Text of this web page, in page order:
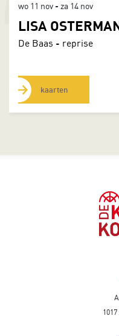
LISA
De Baas - reprise
wo 11 nov - za 14 nov
kaarten